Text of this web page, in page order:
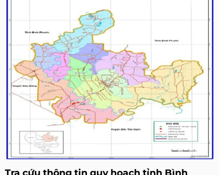
Tra cứu thông tin quy hoạch tỉnh Bình